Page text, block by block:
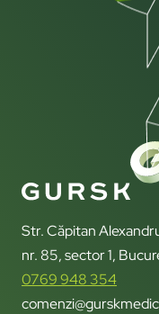
Str. Căpitan
nr. 85, sector 1,
0769 948 354